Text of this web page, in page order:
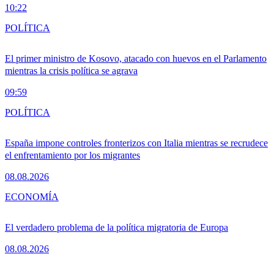
10:22
El primer ministro de Kosovo, atacado con huevos en el Parlamento
mientras la crisis política se agrava
09:59
POLÍTICA
España impone controles fronterizos con Italia mientras se recrudece
el enfrentamiento por los migrantes
08.08.2026
POLÍTICA
El verdadero problema de la política migratoria de Europa
08.08.2026
ECONOMÍA